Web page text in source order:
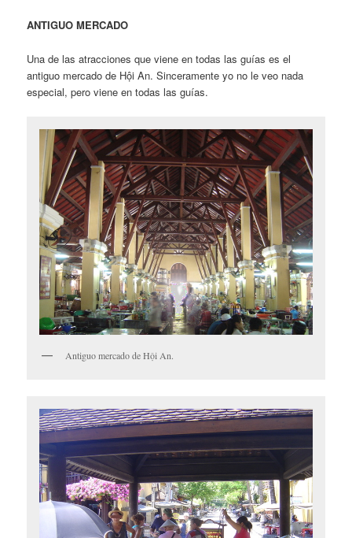
ANTIGUO MERCADO
Una de las atracciones que viene en todas las guías es el
antiguo mercado de Hội An. Sinceramente yo no le veo nada
especial, pero viene en todas las guías.
Antiguo mercado de Hội An.